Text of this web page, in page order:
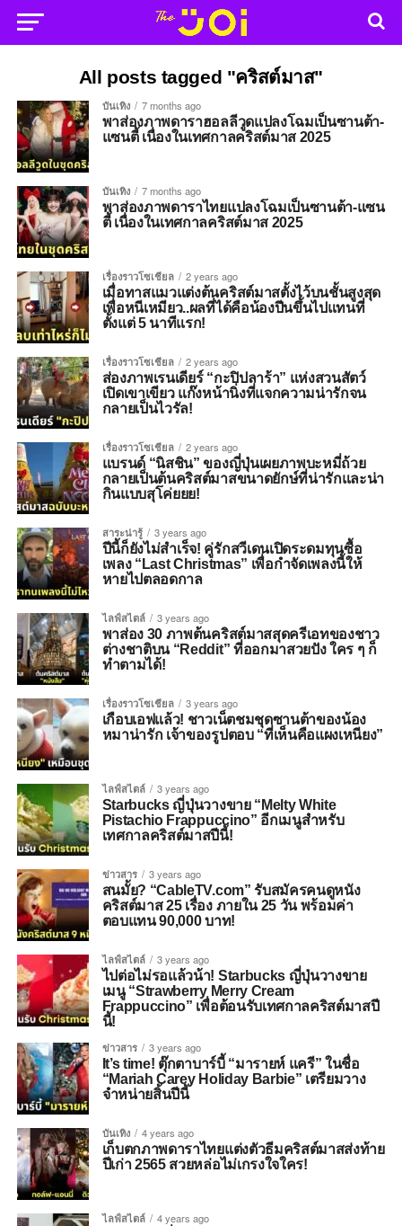
All posts tagged "คริสต์มาส"
บันเทิง 7 months ago
พาส่องภาพดาราฮอลลีวูดแปลงโฉมเป็นซานต้า-
แซนตี้ เนื่องในเทศกาลคริสต์มาส 2025
บันเทิง 7 months ago
พาส่องภาพดาราไทยแปลงโฉมเป็นซานต้า-แซน
ตี้ เนื่องในเทศกาลคริสต์มาส 2025
เรื่องราวโซเชียล 2 years ago
เมื่อทาสแมวแต่งต้นคริสต์มาสตั้งไว้บนชั้นสูงสุด
เพื่อหนีเหมียว..ผลที่ได้คือน้องปีนขึ้นไปแทนที่
ตั้งแต่ 5 นาทีแรก!
เรื่องราวโซเชียล 2 years ago
ส่องภาพเรนเดียร์ “กะปิปลาร้า” แห่งสวนสัตว์
เปิดเขาเขียว แก๊งหน้านิ่งที่แจกความน่ารักจน
กลายเป็นไวรัล!
เรื่องราวโซเชียล 2 years ago
แบรนด์ “นิสชิน” ของญี่ปุ่นเผยภาพบะหมี่ถ้วย
กลายเป็นต้นคริสต์มาสขนาดยักษ์ที่น่ารักและน่า
กินแบบสุโค่ยยย!
สาระน่ารู้ 3 years ago
ปีนี้ก็ยังไม่สำเร็จ! คู่รักสวีเดนเปิดระดมทุนซื้อ
เพลง “Last Christmas” เพื่อกำจัดเพลงนี้ให้
หายไปตลอดกาล
ไลฟ์สไตล์ 3 years ago
พาส่อง 30 ภาพต้นคริสต์มาสสุดครีเอทของชาว
ต่างชาติบน “Reddit” ที่ออกมาสวยปัง ใคร ๆ ก็
ทำตามได้!
เรื่องราวโซเชียล 3 years ago
เกือบเอฟแล้ว! ชาวเน็ตชมชุดซานต้าของน้อง
หมาน่ารัก เจ้าของรูปตอบ “ที่เห็นคือแผงเหนียง”
ไลฟ์สไตล์ 3 years ago
Starbucks ญี่ปุ่นวางขาย “Melty White
Pistachio Frappuccino” อีกเมนูสำหรับ
เทศกาลคริสต์มาสปีนี้!
ข่าวสาร 3 years ago
สนมั้ย? “CableTV.com” รับสมัครคนดูหนัง
คริสต์มาส 25 เรื่อง ภายใน 25 วัน พร้อมค่า
ตอบแทน 90,000 บาท!
ไลฟ์สไตล์ 3 years ago
ไปต่อไม่รอแล้วน้า! Starbucks ญี่ปุ่นวางขาย
เมนู “Strawberry Merry Cream
Frappuccino” เพื่อต้อนรับเทศกาลคริสต์มาสปี
นี้!
ข่าวสาร 3 years ago
It’s time! ตุ๊กตาบาร์บี้ “มารายห์ แครี” ในชื่อ
“Mariah Carey Holiday Barbie” เตรียมวาง
จำหน่ายสิ้นปีนี้
บันเทิง 4 years ago
เก็บตกภาพดาราไทยแต่งตัวธีมคริสต์มาสส่งท้าย
ปีเก่า 2565 สวยหล่อไม่เกรงใจใคร!
ไลฟ์สไตล์ 4 years ago